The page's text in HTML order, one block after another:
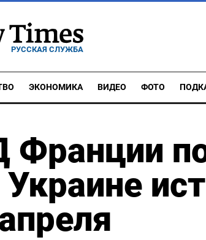
РУССКАЯ СЛУЖБА
ЭКОНОМИКА ВИДЕО ФОТО
Франции